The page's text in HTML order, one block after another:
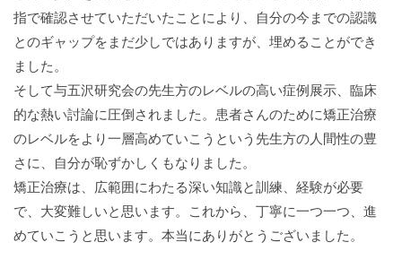
指で確認させていただいたことにより、自分の今までの認識
とのギャップをまだ少しではありますが、埋めることができ
ました。
そして与五沢研究会の先生方のレベルの高い症例展示、臨床
的な熱い討論に圧倒されました。患者さんのために矯正治療
のレベルをより一層高めていこうという先生方の人間性の豊
さに、自分が恥ずかしくもなりました。
矯正治療は、広範囲にわたる深い知識と訓練、経験が必要
で、大変難しいと思います。これから、丁寧に一つ一つ、進
めていこうと思います。本当にありがとうございました。